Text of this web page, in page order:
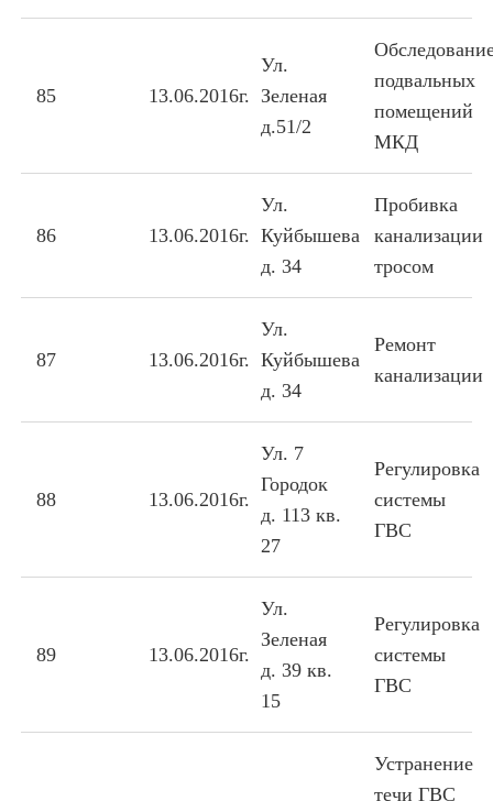
85 13.06.2016г.
Ул.
Зеленая
д.51/2
подвальных
помещений
МКД
86 13.06.2016г.
Ул.
Куйбышева
д. 34
Пробивка
канализации
тросом
87 13.06.2016г.
Ул.
Куйбышева
д. 34
Ремонт
канализации
88 13.06.2016г.
Ул. 7
Городок
д. 113 кв.
27
Регулировка
системы
ГВС
89 13.06.2016г.
Ул.
Зеленая
д. 39 кв.
15
Регулировка
системы
ГВС
Устранение
течи ГВС